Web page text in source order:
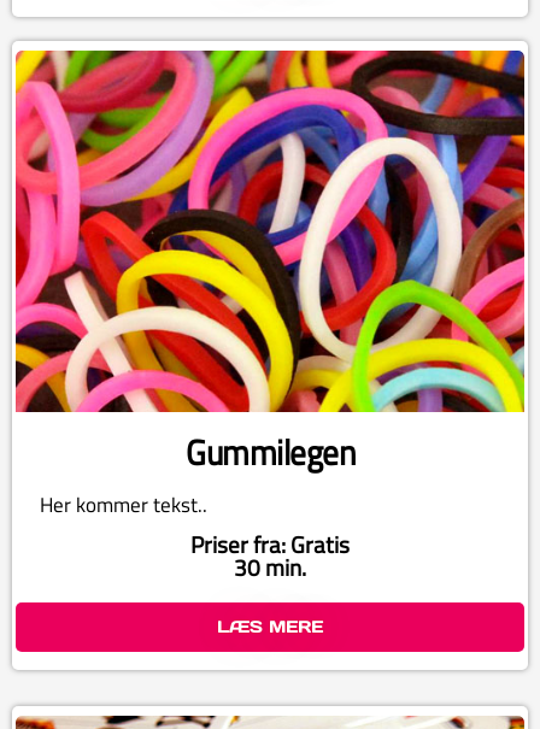
Gummilegen
Her kommer tekst..
Priser fra: Gratis
30 min.
LÆS MERE